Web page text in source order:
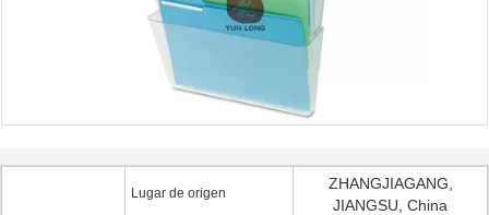
Lugar de origen
ZHANGJIAGANG,
JIANGSU, China